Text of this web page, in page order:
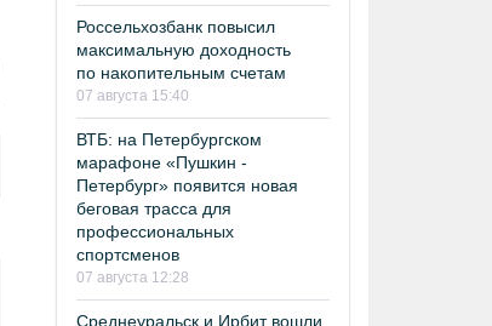
Россельхозбанк повысил
максимальную доходность
по накопительным счетам
07 августа 15:40
ВТБ: на Петербургском
марафоне «Пушкин -
Петербург» появится новая
беговая трасса для
профессиональных
спортсменов
07 августа 12:28
Среднеуральск и Ирбит вошли